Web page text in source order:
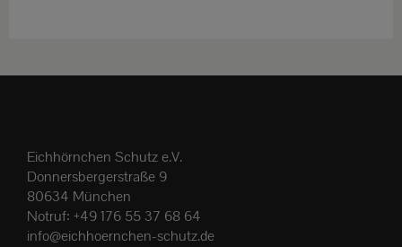
können
auf
der
Produktseite
Eichhörnchen Schutz e.V.
Donnersbergerstraße 9
80634 München
Notruf: +49 176 55 37 68 64
info@eichhoernchen-schutz.de